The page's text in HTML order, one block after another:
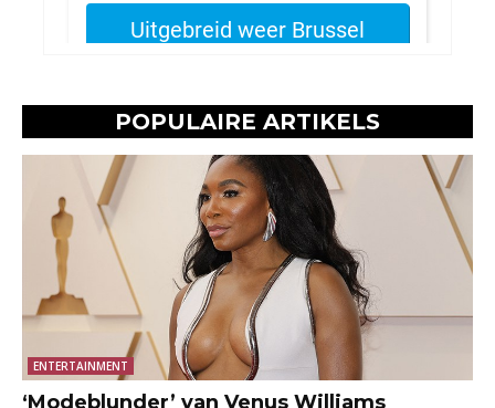
POPULAIRE ARTIKELS
ENTERTAINMENT
‘Modeblunder’ van Venus Williams